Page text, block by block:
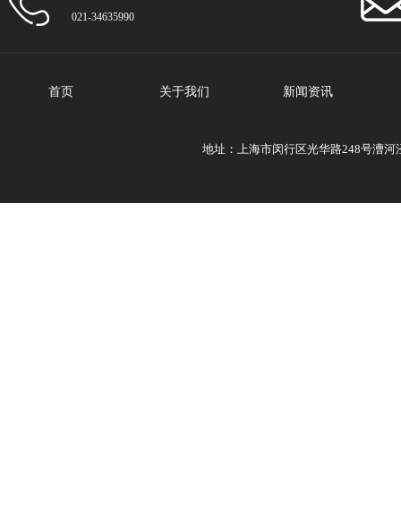
021-34635990
首页 关于我们 新闻资讯
地址：上海市闵行区光华路248号漕